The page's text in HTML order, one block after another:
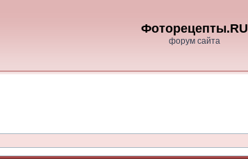
Фоторецепты.RU
форум сайта